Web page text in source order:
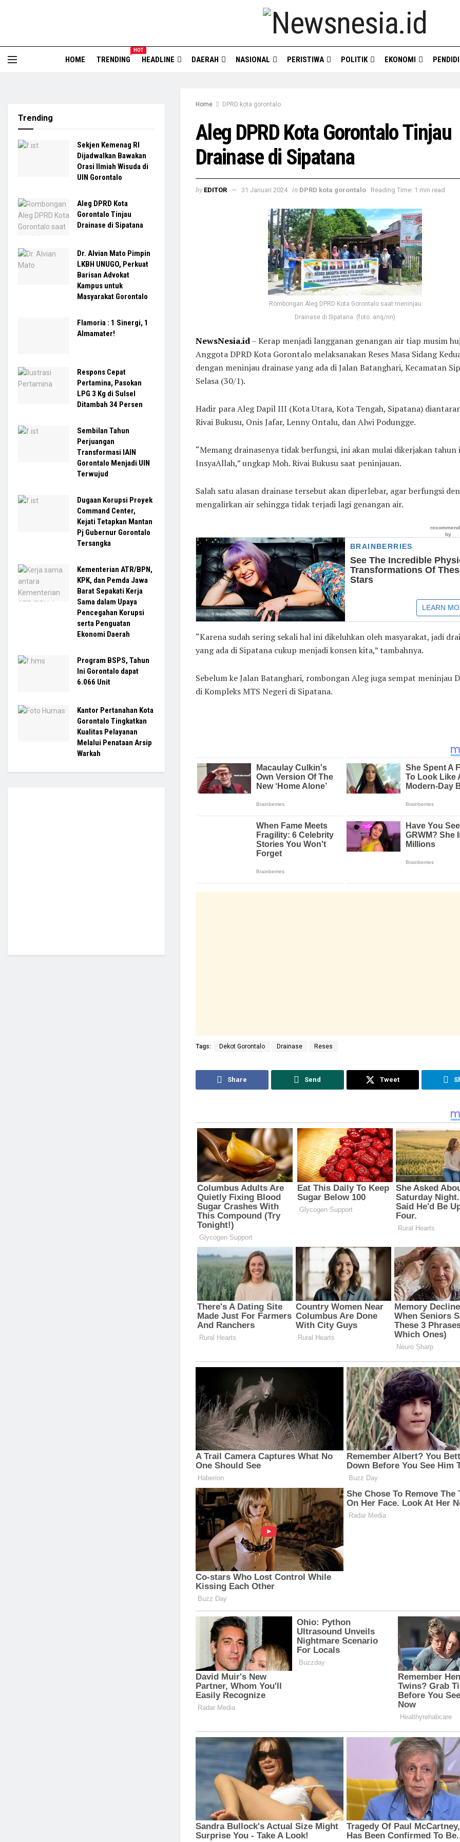
HOME TRENDING
HOT
HEADLINE DAERAH NASIONAL PERISTIWA POLITIK EKONOMI
Home DPRD kota gorontalo
Aleg DPRD Kota Gorontalo Tinjau
Drainase di Sipatana
by EDITOR 31 Januari 2024 in DPRD kota gorontalo Reading Time: 1 min read
Rombongan Aleg DPRD Kota Gorontalo saat meninjau
Drainase di Sipatana. (foto. anq/nn)
NewsNesia.id– Kerap menjadi langganan genangan air tiap musim
Anggota DPRD Kota Gorontalo melaksanakan Reses Masa Sidang
dengan meninjau drainase yang ada di Jalan Batanghari, Kecamatan
Selasa (30/1).
Hadir para Aleg Dapil III (Kota Utara, Kota Tengah, Sipatana)
Rivai Bukusu, Onis Jafar, Lenny Ontalu, dan Alwi Podungge.
“Memang drainasenya tidak berfungsi, ini akan mulai dikerjakan tahun
InsyaAllah,” ungkap Moh. Rivai Bukusu saat peninjauan.
Salah satu alasan drainase tersebut akan diperlebar, agar berfungsi
mengalirkan air sehingga tidak terjadi lagi genangan air.
“Karena sudah sering sekali hal ini dikeluhkan oleh masyarakat, jadi
yang ada di Sipatana cukup menjadi konsen kita,” tambahnya.
Sebelum ke Jalan Batanghari, rombongan Aleg juga sempat meninjau
di Kompleks MTS Negeri di Sipatana.
Tags: Dekot Gorontalo Drainase Reses
Share Send Tweet
Trending
Sekjen Kemenag RI
Dijadwalkan Bawakan
Orasi Ilmiah Wisuda di
UIN Gorontalo
Aleg DPRD Kota
Gorontalo Tinjau
Drainase di Sipatana
Dr. Alvian Mato Pimpin
LKBH UNUGO, Perkuat
Barisan Advokat
Kampus untuk
Masyarakat Gorontalo
Flamoria : 1 Sinergi, 1
Almamater!
Respons Cepat
Pertamina, Pasokan
LPG 3 Kg di Sulsel
Ditambah 34 Persen
Sembilan Tahun
Perjuangan
Transformasi IAIN
Gorontalo Menjadi UIN
Terwujud
Dugaan Korupsi Proyek
Command Center,
Kejati Tetapkan Mantan
Pj Gubernur Gorontalo
Tersangka
Kementerian ATR/BPN,
KPK, dan Pemda Jawa
Barat Sepakati Kerja
Sama dalam Upaya
Pencegahan Korupsi
serta Penguatan
Ekonomi Daerah
Program BSPS, Tahun
Ini Gorontalo dapat
6.066 Unit
Kantor Pertanahan Kota
Gorontalo Tingkatkan
Kualitas Pelayanan
Melalui Penataan Arsip
Warkah